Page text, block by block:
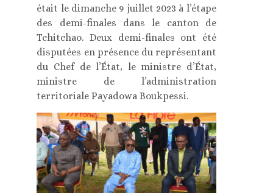
était le dimanche 9 juillet 2023 à l’étape
des demi-finales dans le canton de
Tchitchao. Deux demi-finales ont été
disputées en présence du représentant
du Chef de l’État, le ministre d’État,
ministre de l’administration
territoriale Payadowa Boukpessi.